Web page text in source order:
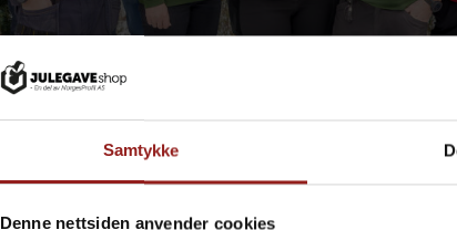
Samtykke
Denne nettsiden anvender cookies